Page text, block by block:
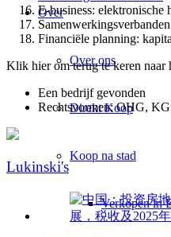
Over
Over ons
Direkt Koop
Koop na stad
Verkopen in
E-business: elektronische
Samenwerkingsverbanden
Financiële planning:
Klik hier om terug te keren naar
Een bedrijf gevonden
Rechtsvormen: OHG,
Lukinski's